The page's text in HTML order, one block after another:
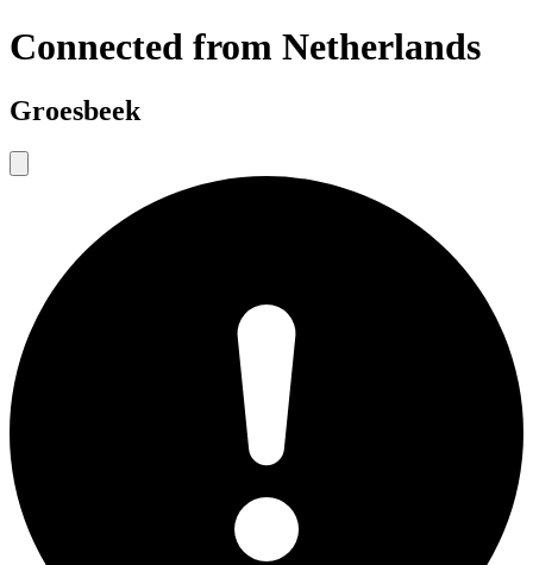
Connected from Netherlands
Groesbeek